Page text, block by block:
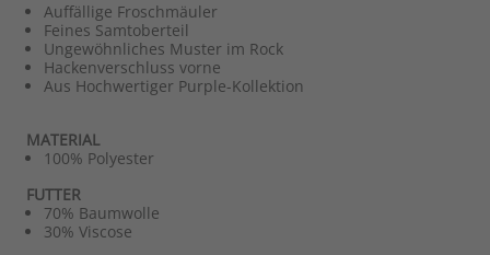
Auffällige Froschmäuler
Feines Samtoberteil
Ungewöhnliches Muster im Rock
Hackenverschluss vorne
Aus Hochwertiger Purple-Kollektion
MATERIAL
100% Polyester
FUTTER
70% Baumwolle
30% Viscose